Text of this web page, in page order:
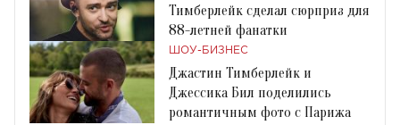
Тимберлейк сделал сюрприз для
88-летней фанатки
ШОУ-БИЗНЕС
Джастин Тимберлейк и
Джессика Бил поделились
романтичным фото с Парижа